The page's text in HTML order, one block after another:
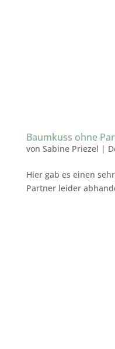
Baumkuss ohne
von Sabine Priezel |
Hier gab es einen
Partner leider